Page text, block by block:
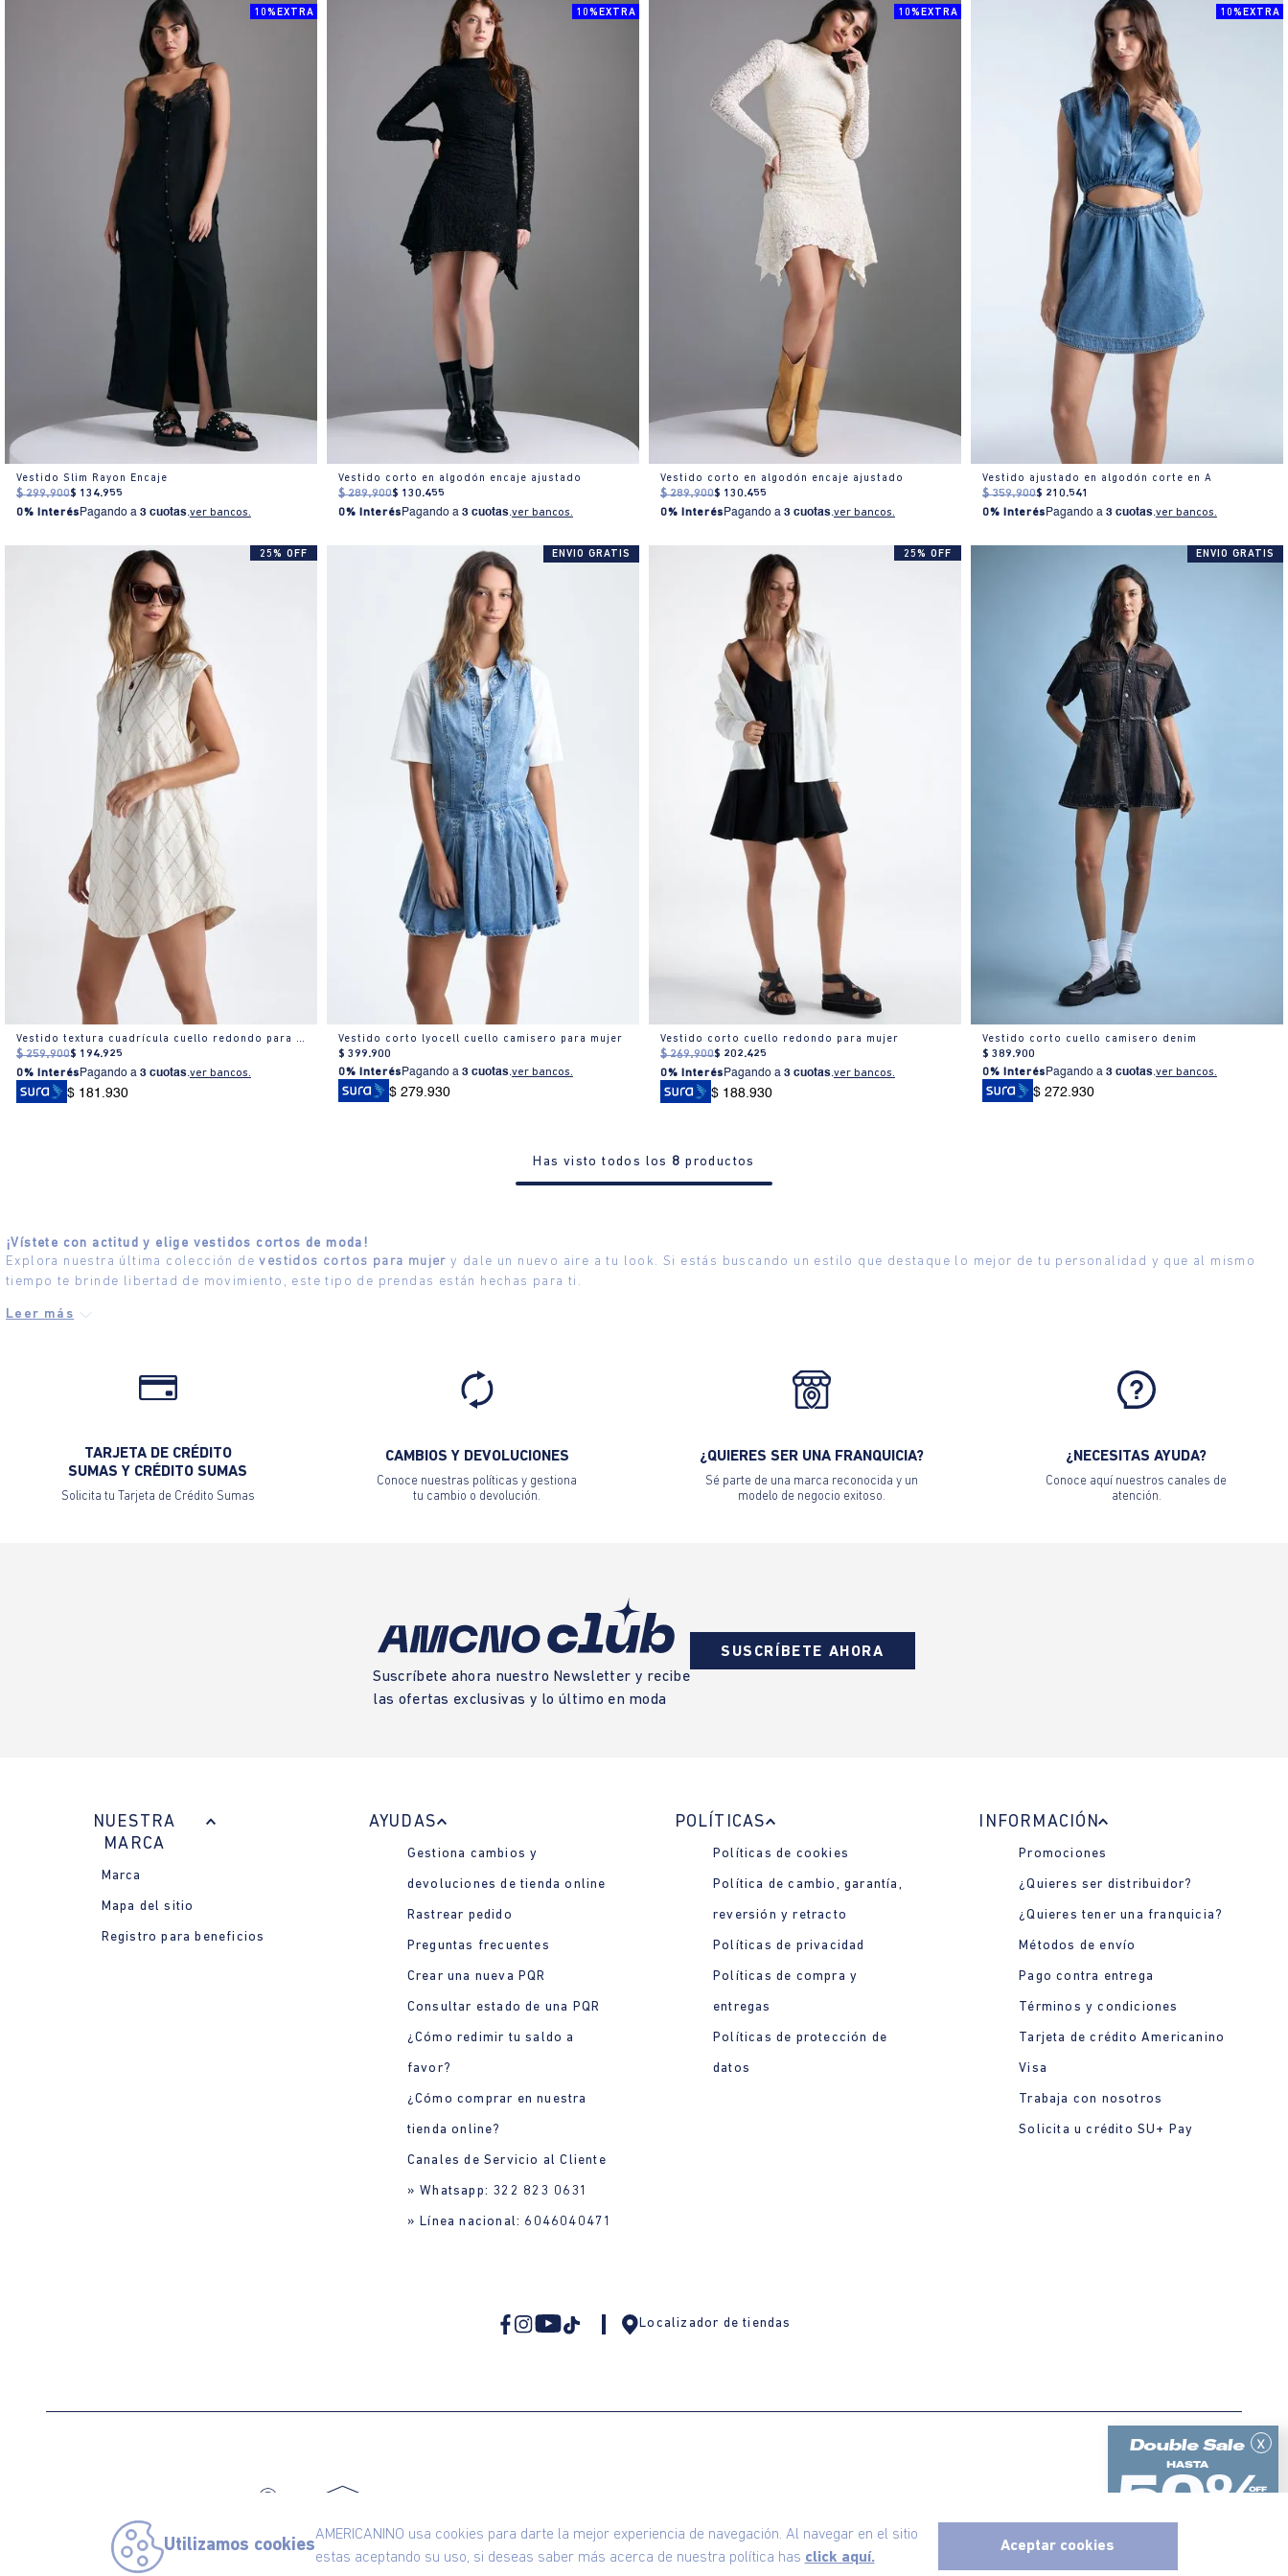
x
Utilizamos cookies
AMERICANINO usa cookies para darte la mejor experiencia de navegación. Al navegar en el sitio
estas aceptando su uso, si deseas saber más acerca de nuestra política has click aquí.
Aceptar cookies
10%EXTRA
Vestido Slim Rayon Encaje
$ 299.900$ 134.955
0% Interés Pagando a 3 cuotas.ver bancos.
10%EXTRA
Vestido corto en algodón encaje ajustado
$ 289.900$ 130.455
0% Interés Pagando a 3 cuotas.ver bancos.
10%EXTRA
Vestido corto en algodón encaje ajustado
$ 289.900$ 130.455
0% Interés Pagando a 3 cuotas.ver bancos.
10%EXTRA
Vestido ajustado en algodón corte en A
$ 359.900$ 210.541
0% Interés Pagando a 3 cuotas.ver bancos.
25% OFF
Vestido textura cuadrícula cuello redondo para mujer
$ 259.900$ 194.925
0% Interés Pagando a 3 cuotas.ver bancos.
$ 181.930
ENVIO GRATIS
Vestido corto lyocell cuello camisero para mujer
$ 399.900
0% Interés Pagando a 3 cuotas.ver bancos.
$ 279.930
25% OFF
Vestido corto cuello redondo para mujer
$ 269.900$ 202.425
0% Interés Pagando a 3 cuotas.ver bancos.
$ 188.930
ENVIO GRATIS
Vestido corto cuello camisero denim
$ 389.900
0% Interés Pagando a 3 cuotas.ver bancos.
$ 272.930
Has visto todos los 8 productos
¡Vístete con actitud y elige vestidos cortos de moda!
Explora nuestra última colección devestidos cortos para mujer y dale un nuevo aire a tu look. Si estás buscando un estilo que destaque lo mejor de tu personalidad y que al mismo
tiempo te brinde libertad de movimiento, este tipo de prendas están hechas para ti.
TARJETA DE CRÉDITO
SUMAS Y CRÉDITO SUMAS
Solicita tu Tarjeta de Crédito Sumas
CAMBIOS Y DEVOLUCIONES
Conoce nuestras políticas y gestiona
tu cambio o devolución.
¿QUIERES SER UNA FRANQUICIA?
Sé parte de una marca reconocida y un
modelo de negocio exitoso.
¿NECESITAS AYUDA?
Conoce aquí nuestros canales de
atención.
Suscríbete ahora nuestro Newsletter y recibe
las ofertas exclusivas y lo último en moda
SUSCRÍBETE AHORA
NUESTRA
MARCA
Marca
Mapa del sitio
Registro para beneficios
AYUDAS
Gestiona cambios y
devoluciones de tienda online
Rastrear pedido
Preguntas frecuentes
Crear una nueva PQR
Consultar estado de una PQR
¿Cómo redimir tu saldo a
favor?
¿Cómo comprar en nuestra
tienda online?
Canales de Servicio al Cliente
» Whatsapp: 322 823 0631
» Línea nacional: 6046040471
POLÍTICAS
Políticas de cookies
Política de cambio, garantía,
reversión y retracto
Políticas de privacidad
Políticas de compra y
entregas
Políticas de protección de
datos
INFORMACIÓN
Promociones
¿Quieres ser distribuidor?
¿Quieres tener una franquicia?
Métodos de envío
Pago contra entrega
Términos y condiciones
Tarjeta de crédito Americanino
Visa
Trabaja con nosotros
Solicita u crédito SU+ Pay
Localizador de tiendas